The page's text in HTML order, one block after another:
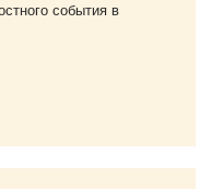
события в